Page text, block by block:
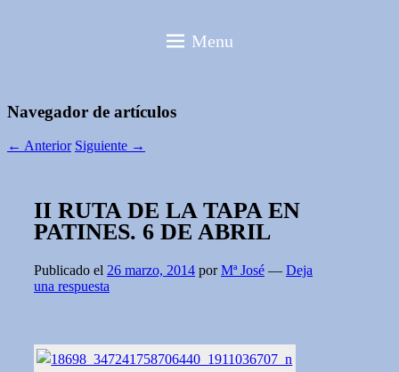
Menu
Navegador de artículos
← Anterior Siguiente →
II RUTA DE LA TAPA EN
PATINES. 6 DE ABRIL
Publicado el 26 marzo, 2014 porMª José — Deja
una respuesta